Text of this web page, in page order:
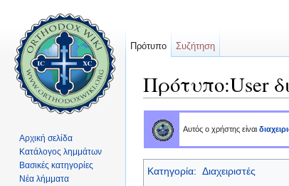
Πρότυπο:User
Αυτός ο χρήστης είναι
Κατηγορία: Διαχειριστές
Πρότυπο Συζήτηση
Αρχική σελίδα
Κατάλογος λημμάτων
Βασικές κατηγορίες
Νέα λήμματα